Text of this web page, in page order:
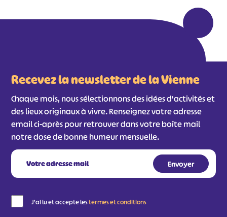
Recevez la newsletter de la Vienne
Chaque mois, nous sélectionnons des idées d'activités et
des lieux originaux à vivre. Renseignez votre adresse
email ci-après pour retrouver dans votre boîte mail
notre dose de bonne humeur mensuelle.
J'ai lu et accepte lestermes et conditions